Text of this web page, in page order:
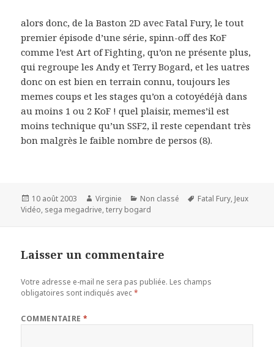
alors donc, de la Baston 2D avec Fatal Fury, le tout
premier épisode d’une série, spinn-off des KoF
comme l’est Art of Fighting, qu’on ne présente plus,
qui regroupe les Andy et Terry Bogard, et les uatres
donc on est bien en terrain connu, toujours les
memes coups et les stages qu’on a cotoyédéjà dans
au moins 1 ou 2 KoF ! quel plaisir, memes’il est
moins technique qu’un SSF2, il reste cependant très
bon malgrès le faible nombre de persos (8).
Publié
le
10 août 2003 Auteur
Virginie Catégories
Non classé
Mots-
Fatal Fury, Jeux
Vidéo, sega megadrive,terry bogard
Laisser un commentaire
Votre adresse e-mail ne sera pas publiée. Les champs
obligatoires sont indiqués avec*
COMMENTAIRE*